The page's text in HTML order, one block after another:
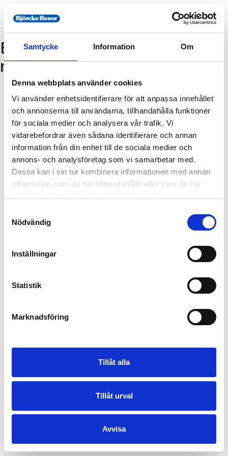
Samtycke Information Om
Denna webbplats använder cookies
Vi använder enhetsidentifierare för att anpassa innehållet
och annonserna till användarna, tillhandahålla funktioner
för sociala medier och analysera vår trafik. Vi
vidarebefordrar även sådana identifierare och annan
information från din enhet till de sociala medier och
annons- och analysföretag som vi samarbetar med.
Dessa kan i sin tur kombinera informationen med annan
information som du har tillhandahållit eller som de har
Nödvändig
Inställningar
Statistik
Marknadsföring
Tillåt alla
Tillåt urval
Avvisa
Bokning - Tillbaka till
resebeskrivningen
Tillbaka till resebeskrivningen
1. Antal resenärer och rum
2. Personupplysningar
3. Betalning
Fel